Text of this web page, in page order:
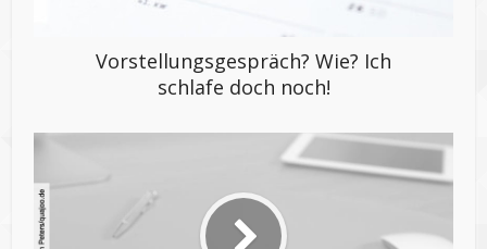
Vorstellungsgespräch? Wie? Ich
schlafe doch noch!